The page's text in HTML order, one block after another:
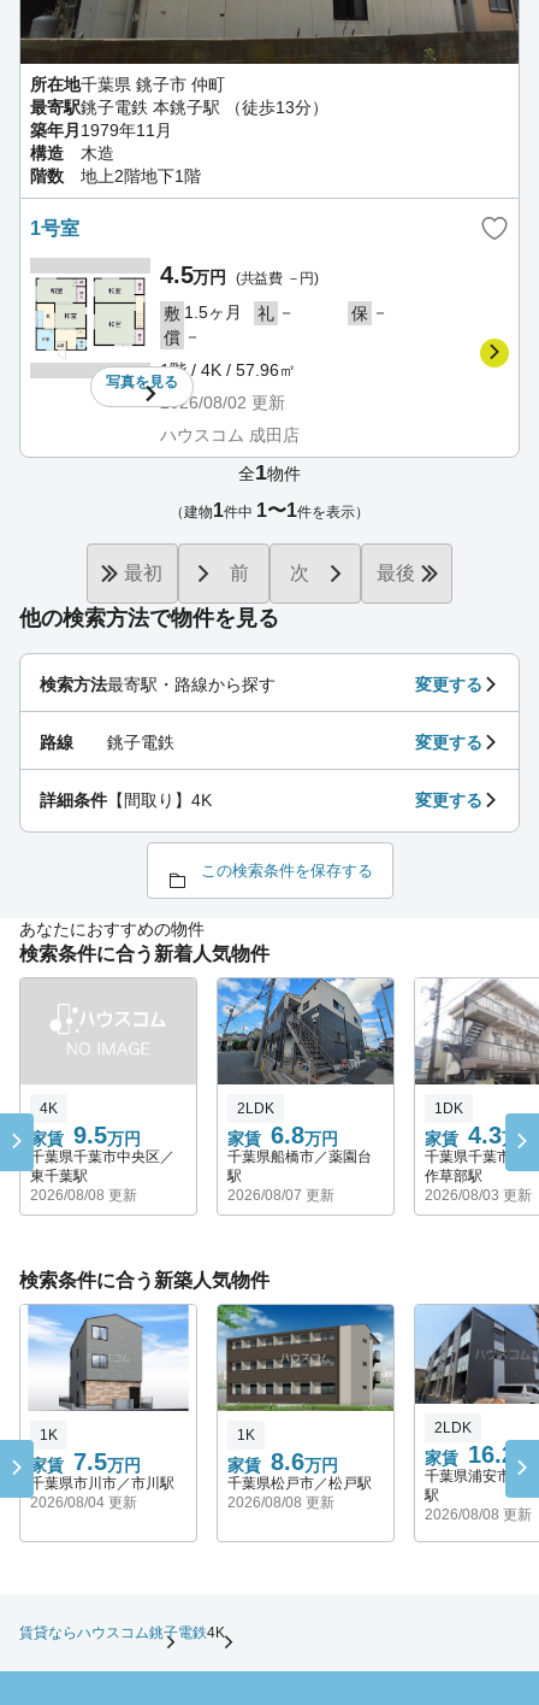
所在地千葉県 銚子市 仲町
最寄駅銚子電鉄 本銚子駅 （徒歩13分）
築年月 1979年11月
構造
木造
階数
地上2階地下1階
1号室
写真を見る
4.5万円 (共益費 －円)
敷 1.5ヶ月 礼 － 保 －
償 －
1階 / 4K / 57.96㎡
2026/08/02 更新
ハウスコム 成田店
他の検索方法で物件を見る
検索方法最寄駅・路線から探す 変更する
路線 銚子電鉄 変更する
詳細条件 【間取り】4K 変更する
この検索条件を保存する
全1物件
（建物1件中 1〜1件を表示）
最初 前 次 最後
あなたにおすすめの物件
検索条件に合う新着人気物件
4K
家賃 9.5万円
千葉県千葉市中央区／
東千葉駅
2026/08/08 更新
2LDK
家賃 6.8万円
千葉県船橋市／薬園台
駅
2026/08/07 更新
1DK
家賃 4.3万円
千葉県千葉市稲
作草部駅
2026/08/03 更新
検索条件に合う新築人気物件
1K
家賃 7.5万円
千葉県市川市／市川駅
2026/08/04 更新
1K
家賃 8.6万円
千葉県松戸市／松戸駅
2026/08/08 更新
2LDK
家賃 16.2 万
千葉県浦安市／
駅
2026/08/08 更新
賃貸ならハウスコム銚子電鉄4K